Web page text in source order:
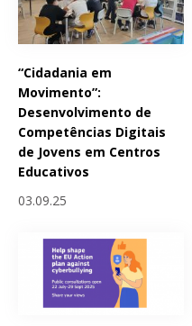
“Cidadania em
Movimento”:
Desenvolvimento de
Competências Digitais
de Jovens em Centros
Educativos
03.09.25